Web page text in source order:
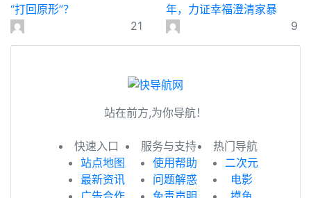
“打回原形”？
21
年，力证幸福澄清家暴
9
站在前方,为你导航！
快速入口
站点地图
最新资讯
服务与支持
使用帮助
问题解惑
热门导航
二次元
电影